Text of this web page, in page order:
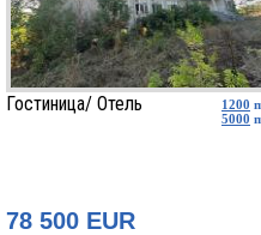
1200
Гостиница/ Отель
5000
78 500 EUR